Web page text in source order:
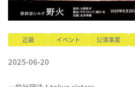
近畿 イベント 公演事業
2025-06-20